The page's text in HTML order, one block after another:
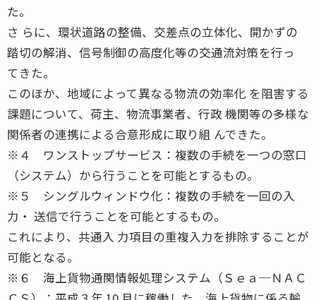
た。
さ らに、環状道路の整備、交差点の立体化、開かずの
踏切の解消、信号制御の高度化等の交通流対策を行っ
てきた。
このほか、地域によって異なる物流の効率化 を阻害する
課題について、荷主、物流事業者、行政 機関等の多様な
関係者の連携による合意形成に取り組 んできた。
※４ ワンストップサービス：複数の手続を一つの窓口
（システム）から行うことを可能とするもの。
※５ シングルウィンドウ化：複数の手続を一回の入
力・ 送信で行うことを可能とするもの。
これにより、共通入 力項目の重複入力を排除することが
可能となる。
※６ 海上貨物通関情報処理システム（Ｓｅａ─ＮＡＣ